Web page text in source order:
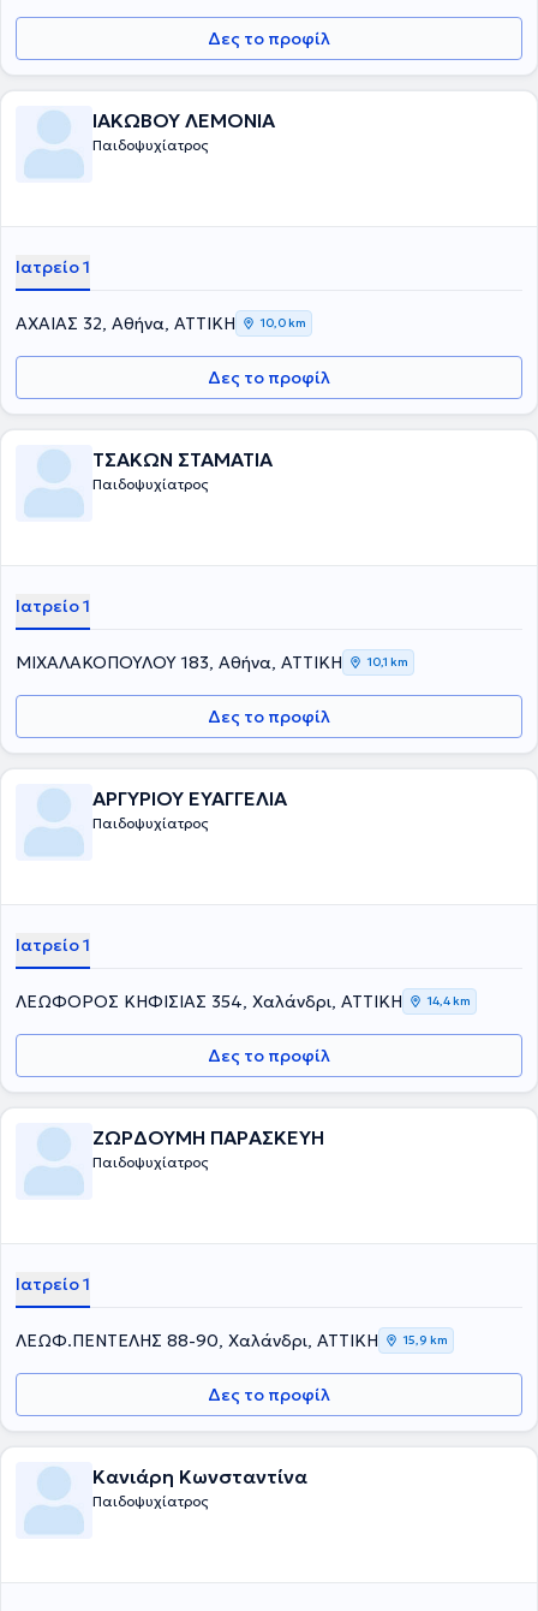
Δες το προφίλ
ΙΑΚΩΒΟΥ ΛΕΜΟΝΙΑ
Παιδοψυχίατρος
Ιατρείο 1
ΑΧΑΙΑΣ 32, Αθήνα, ΑΤΤΙΚΗ 10,0 km
Δες το προφίλ
ΤΣΑΚΩΝ ΣΤΑΜΑΤΙΑ
Παιδοψυχίατρος
Ιατρείο 1
ΜΙΧΑΛΑΚΟΠΟΥΛΟΥ 183, Αθήνα, ΑΤΤΙΚΗ 10,1 km
Δες το προφίλ
ΑΡΓΥΡΙΟΥ ΕΥΑΓΓΕΛΙΑ
Παιδοψυχίατρος
Ιατρείο 1
ΛΕΩΦΟΡΟΣ ΚΗΦΙΣΙΑΣ 354, Χαλάνδρι, ΑΤΤΙΚΗ 14,4 km
Δες το προφίλ
ΖΩΡΔΟΥΜΗ ΠΑΡΑΣΚΕΥΗ
Παιδοψυχίατρος
Ιατρείο 1
ΛΕΩΦ.ΠΕΝΤΕΛΗΣ 88-90, Χαλάνδρι, ΑΤΤΙΚΗ 15,9 km
Δες το προφίλ
Κανιάρη Κωνσταντίνα
Παιδοψυχίατρος